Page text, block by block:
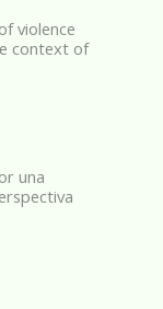
violence
context of
una